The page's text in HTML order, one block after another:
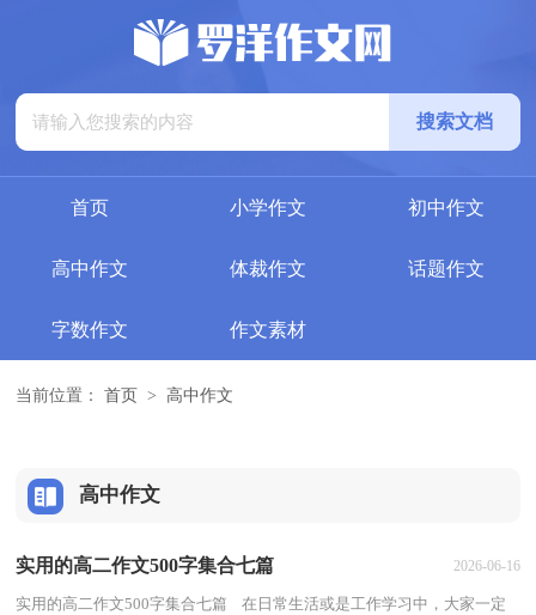
首页 小学作文 初中作文
高中作文 体裁作文 话题作文
字数作文 作文素材
当前位置： 首页 > 高中作文
高中作文
实用的高二作文500字集合七篇 2026-06-16
实用的高二作文500字集合七篇 在日常生活或是工作学习中，大家一定